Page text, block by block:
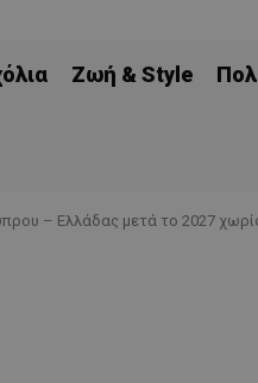
Ζωή & Style
– Ελλάδας μετά το 2027